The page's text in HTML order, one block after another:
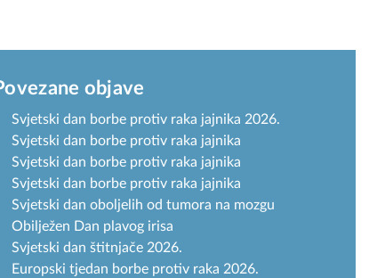
objave
Svjetski dan borbe protiv raka jajnika 2026.
Svjetski dan borbe protiv raka jajnika
Svjetski dan borbe protiv raka jajnika
Svjetski dan borbe protiv raka jajnika
Svjetski dan oboljelih od tumora na mozgu
Obilježen Dan plavog irisa
Svjetski dan štitnjače 2026.
Europski tjedan borbe protiv raka 2026.